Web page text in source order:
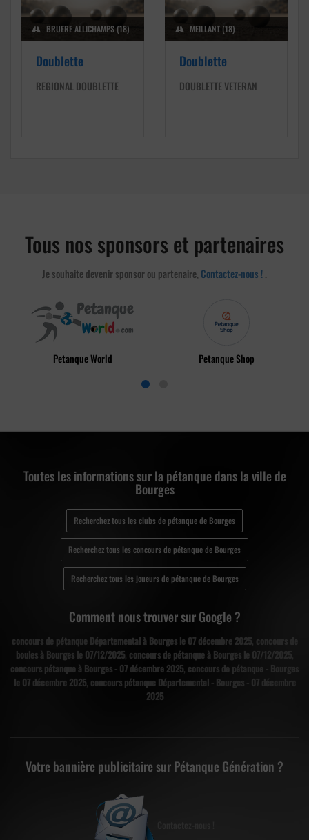
BRUERE ALLICHAMPS (18)
Doublette
REGIONAL DOUBLETTE
MEILLANT (18)
Doublette
DOUBLETTE VETERAN
Tous nos sponsors et partenaires
Je souhaite devenir sponsor ou partenaire, Contactez-nous !.
Petanque World Petanque Shop
Toutes les informations sur la pétanque dans la ville de
Bourges
Recherchez tous les clubs de pétanque de Bourges
Recherchez tous les concours de pétanque de Bourges
Recherchez tous les joueurs de pétanque de Bourges
Comment nous trouver sur Google ?
concours de pétanque Départemental à Bourges le 07 décembre 2025, concours de
boules à Bourges le 07/12/2025, concours de pétanque à Bourges le 07/12/2025
concours pétanque à Bourges - 07 décembre 2025, concours de pétanque - Bourges
le 07 décembre 2025, concours pétanque Départemental - Bourges - 07 décembre
2025
Votre bannière publicitaire sur Pétanque Génération ?